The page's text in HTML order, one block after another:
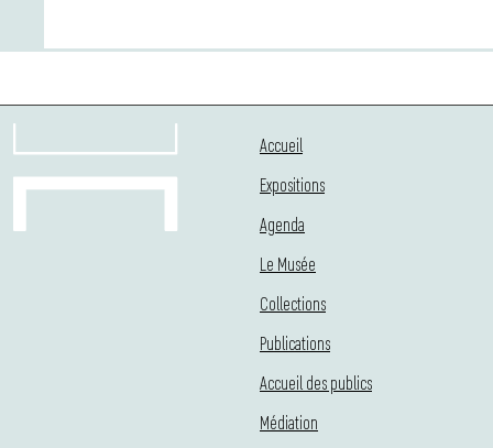
Accueil
Expositions
Agenda
Le Musée
Collections
Publications
Accueil des publics
Médiation